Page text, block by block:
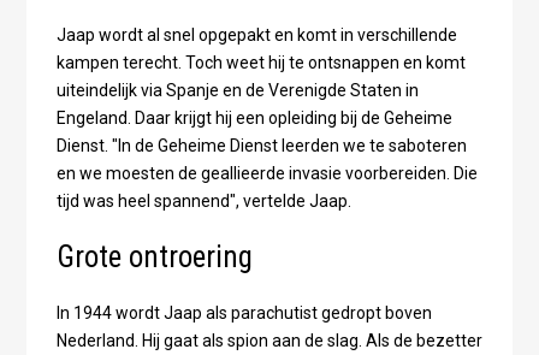
Jaap wordt al snel opgepakt en komt in verschillende
kampen terecht. Toch weet hij te ontsnappen en komt
uiteindelijk via Spanje en de Verenigde Staten in
Engeland. Daar krijgt hij een opleiding bij de Geheime
Dienst. "In de Geheime Dienst leerden we te saboteren
en we moesten de geallieerde invasie voorbereiden. Die
tijd was heel spannend", vertelde Jaap.
Grote ontroering
In 1944 wordt Jaap als parachutist gedropt boven
Nederland. Hij gaat als spion aan de slag. Als de bezetter